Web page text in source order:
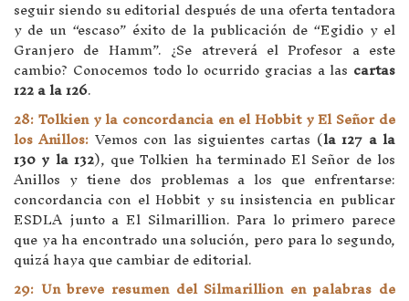
seguir siendo su editorial después de una oferta tentadora
y de un “escaso” éxito de la publicación de “Egidio y el
Granjero de Hamm”. ¿Se atreverá el Profesor a este
cambio? Conocemos todo lo ocurrido gracias a las cartas
122 a la 126.
28: Tolkien y la concordancia en el Hobbit y El Señor de
los Anillos: Vemos con las siguientes cartas (la 127 a la
130 y la 132), que Tolkien ha terminado El Señor de los
Anillos y tiene dos problemas a los que enfrentarse:
concordancia con el Hobbit y su insistencia en publicar
ESDLA junto a El Silmarillion. Para lo primero parece
que ya ha encontrado una solución, pero para lo segundo,
quizá haya que cambiar de editorial.
29: Un breve resumen del Silmarillion en palabras de